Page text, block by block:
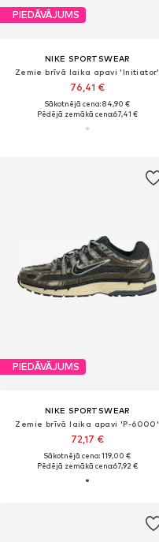
PIEDĀVĀJUMS
NIKE SPORTSWEAR
Zemie brīvā laika apavi 'Initiator'
76,41 €
Sākotnējā cena: 84,90 €
Pēdējā zemākā cena:67,41 €
PIEDĀVĀJUMS
NIKE SPORTSWEAR
Zemie brīvā laika apavi 'P-6000'
72,17 €
Sākotnējā cena: 119,00 €
Pēdējā zemākā cena:67,92 €